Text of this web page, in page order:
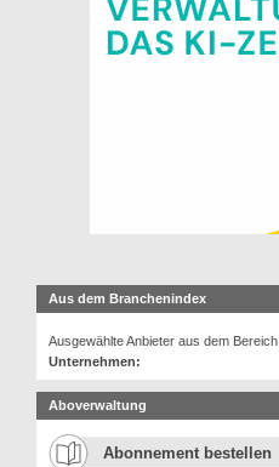
Aus dem Branchenindex
Ausgewählte Anbieter aus dem Bereich
Unternehmen:
Aboverwaltung
Abonnement bestellen